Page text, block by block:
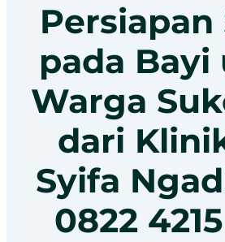
Persiapan
pada
Warga
dari
Syifa
0822